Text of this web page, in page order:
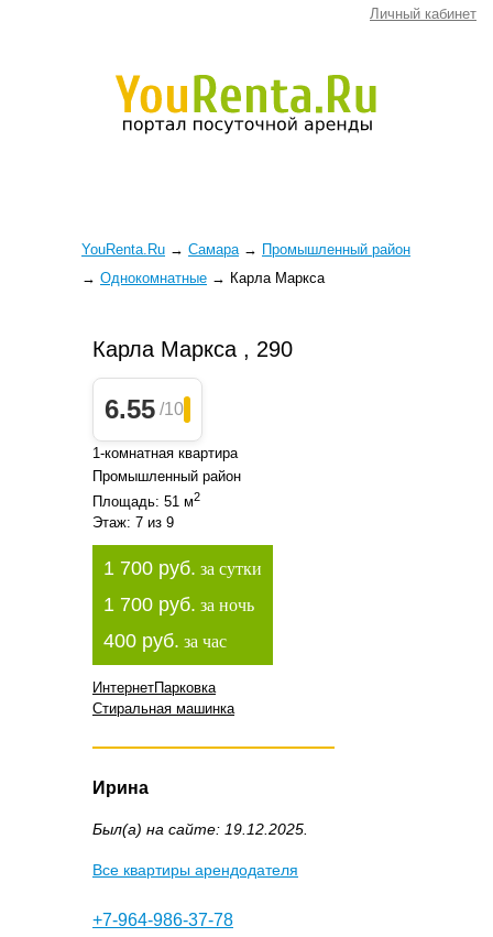
Личный кабинет
YouRenta.Ru → Самара → Промышленный район
→ Однокомнатные → Карла Маркса
Карла Маркса , 290
6.55 /10
1-комнатная квартира
Промышленный район
Площадь: 51 м2
Этаж: 7 из 9
1 700 руб. за сутки
1 700 руб. за ночь
400 руб. за час
ИнтернетПарковка
Стиральная машинка
Ирина
Был(а) на сайте: 19.12.2025.
Все квартиры арендодателя
+7-964-986-37-78